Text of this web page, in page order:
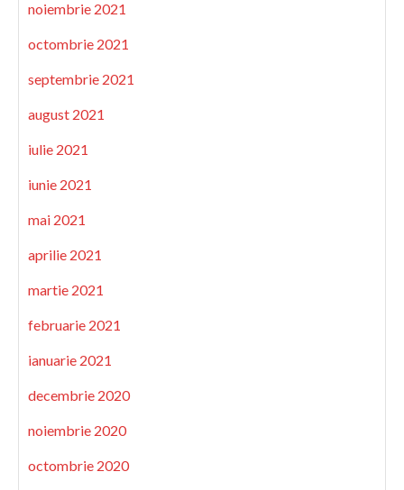
noiembrie 2021
octombrie 2021
septembrie 2021
august 2021
iulie 2021
iunie 2021
mai 2021
aprilie 2021
martie 2021
februarie 2021
ianuarie 2021
decembrie 2020
noiembrie 2020
octombrie 2020